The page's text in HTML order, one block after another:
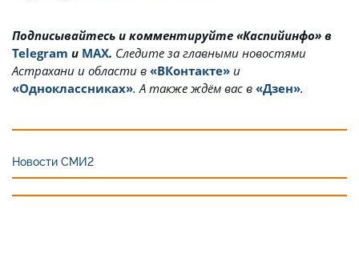
Подписывайтесь и комментируйте «Каспийинфо» в
Telegram и MAX. Cледите за главными новостями
Астрахани и области в «ВКонтакте» и
«Одноклассниках». А также ждём вас в «Дзен».
Новости СМИ2